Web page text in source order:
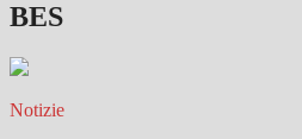
BES
Notizie